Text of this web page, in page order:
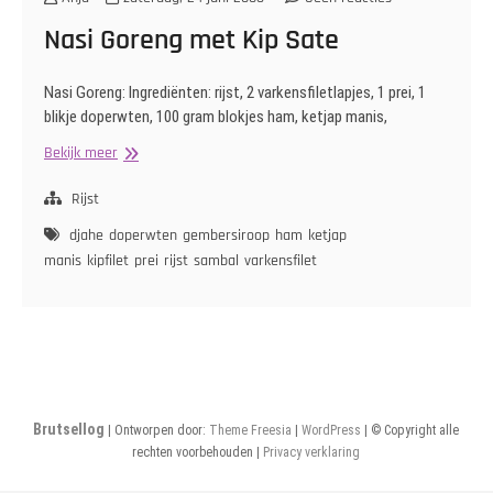
Nasi Goreng met Kip Sate
Nasi Goreng: Ingrediënten: rijst, 2 varkensfiletlapjes, 1 prei, 1
blikje doperwten, 100 gram blokjes ham, ketjap manis,
Bekijk meerNasi
Sate
Rijst
djahe doperwten gembersiroop ham ketjap
manis kipfilet prei rijst sambal varkensfilet
Brutsellog | Ontworpen door: Theme Freesia |WordPress
| © Copyright alle
rechten voorbehouden |
Privacy verklaring